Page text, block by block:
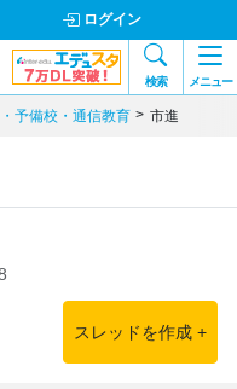
ログイン
検索 メニュー
予備校・通信教育 市進
スレッドを作成 +